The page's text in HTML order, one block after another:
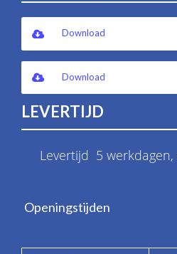
Download
Download
LEVERTIJD
Levertijd 5
Openingstijden